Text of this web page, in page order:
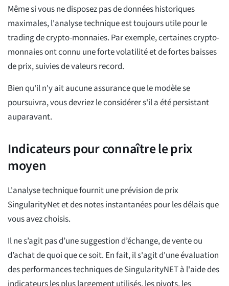
Même si vous ne disposez pas de données historiques
maximales, l'analyse technique est toujours utile pour le
trading de crypto-monnaies. Par exemple, certaines crypto-
monnaies ont connu une forte volatilité et de fortes baisses
de prix, suivies de valeurs record.
Bien qu'il n'y ait aucune assurance que le modèle se
poursuivra, vous devriez le considérer s'il a été persistant
auparavant.
Indicateurs pour connaître le prix
moyen
L'analyse technique fournit une prévision de prix
SingularityNet et des notes instantanées pour les délais que
vous avez choisis.
Il ne s’agit pas d’une suggestion d’échange, de vente ou
d’achat de quoi que ce soit. En fait, il s'agit d'une évaluation
des performances techniques de SingularityNET à l'aide des